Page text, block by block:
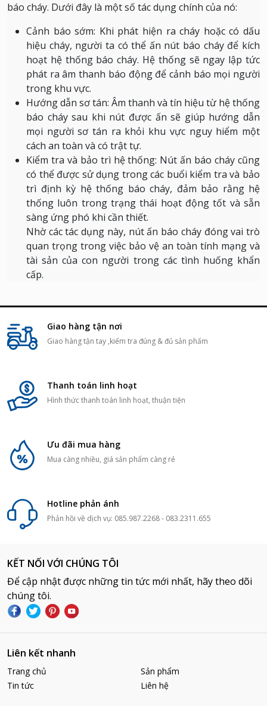
báo cháy. Dưới đây là một số tác dụng chính của nó:
Cảnh báo sớm: Khi phát hiện ra cháy hoặc có dấu
hiệu cháy, người ta có thể ấn nút báo cháy để kích
hoạt hệ thống báo cháy. Hệ thống sẽ ngay lập tức
phát ra âm thanh báo động để cảnh báo mọi người
trong khu vực.
Hướng dẫn sơ tán: Âm thanh và tín hiệu từ hệ thống
báo cháy sau khi nút được ấn sẽ giúp hướng dẫn
mọi người sơ tán ra khỏi khu vực nguy hiểm một
cách an toàn và có trật tự.
Kiểm tra và bảo trì hệ thống: Nút ấn báo cháy cũng
có thể được sử dụng trong các buổi kiểm tra và bảo
trì định kỳ hệ thống báo cháy, đảm bảo rằng hệ
thống luôn trong trạng thái hoạt động tốt và sẵn
sàng ứng phó khi cần thiết.
Nhờ các tác dụng này, nút ấn báo cháy đóng vai trò
quan trọng trong việc bảo vệ an toàn tính mạng và
tài sản của con người trong các tình huống khẩn
cấp.
Giao hàng tận nơi
Giao hàng tận tay ,kiểm tra đúng & đủ sản phẩm
Thanh toán linh hoạt
Hình thức thanh toán linh hoạt, thuận tiện
Ưu đãi mua hàng
Mua càng nhiều, giá sản phẩm càng rẻ
Hotline phản ánh
Phản hồi về dịch vụ: 085.987.2268 - 083.2311.655
KẾT NỐI VỚI CHÚNG TÔI
Để cập nhật được những tin tức mới nhất, hãy theo dõi
chúng tôi.
Liên kết nhanh
Trang chủ
Sản phẩm
Tin tức
Liên hệ